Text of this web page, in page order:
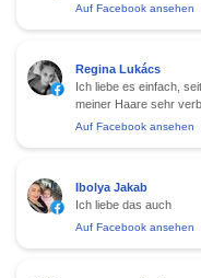
Auf Facebook ansehen
Regina Lukács
Ich liebe es einfach,
meiner Haare sehr
Auf Facebook ansehen
Ibolya Jakab
Ich liebe das auch
Auf Facebook ansehen